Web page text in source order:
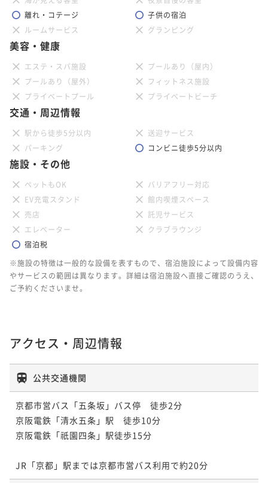
離れ・コテージ
子供の宿泊
ルームサービス
グランピング
美容・健康
エステ・スパ施設
プールあり（屋内）
プールあり（屋外）
フィットネス施設
プライベートプール
プライベートビーチ
交通・周辺情報
駅から徒歩5分以内
送迎サービス
パーキング
コンビニ徒歩5分以内
施設・その他
ペットもOK
バリアフリー対応
EV充電スタンド
館内喫煙スペース
売店
託児サービス
エレベーター
クラブラウンジ
宿泊税
※施設の特徴は一般的な設備を表すもので、宿泊施設によって設備内容
やサービスの範囲は異なります。詳細は宿泊施設へ直接ご確認のうえ、
ご予約くださいませ。
アクセス・周辺情報
公共交通機関
京都市営バス「五条坂」バス停　徒歩2分
京阪電鉄「清水五条」駅　徒歩10分
京阪電鉄「祇園四条」駅徒歩15分
JR「京都」駅までは京都市営バス利用で約20分